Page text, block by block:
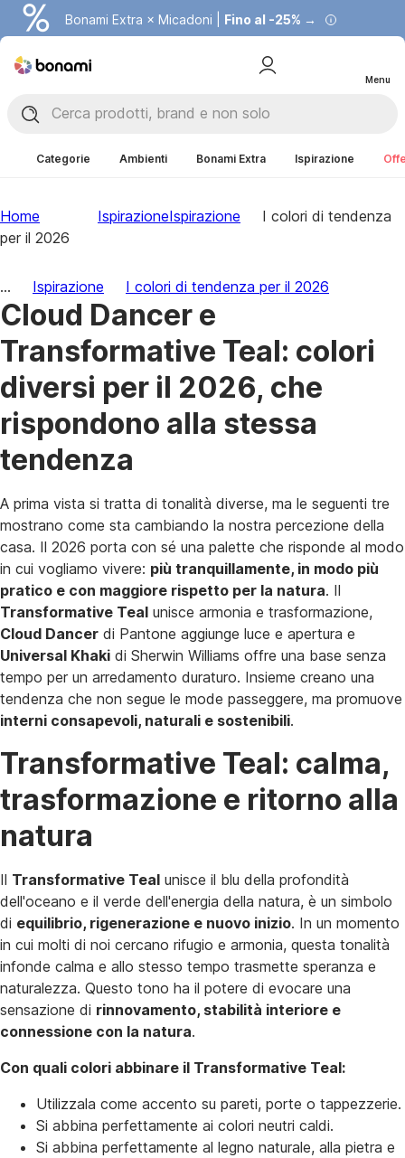
Bonami Extra × Micadoni | Fino al -25% →
Menu
Categorie Ambienti Bonami Extra Ispirazione
Home IspirazioneIspirazione
I colori di tendenza
per il 2026
... Ispirazione I colori di tendenza per il 2026
Cloud Dancer e
Transformative Teal: colori
diversi per il 2026, che
rispondono alla stessa
tendenza
A prima vista si tratta di tonalità diverse, ma le seguenti tre
mostrano come sta cambiando la nostra percezione della
casa. Il 2026 porta con sé una palette che risponde al modo
in cui vogliamo vivere: più tranquillamente, in modo più
pratico e con maggiore rispetto per la natura. Il
Transformative Teal unisce armonia e trasformazione,
Cloud Dancer di Pantone aggiunge luce e apertura e
Universal Khaki di Sherwin Williams offre una base senza
tempo per un arredamento duraturo. Insieme creano una
tendenza che non segue le mode passeggere, ma promuove
interni consapevoli, naturali e sostenibili.
Transformative Teal: calma,
trasformazione e ritorno alla
natura
Il Transformative Teal unisce il blu della profondità
dell'oceano e il verde dell'energia della natura, è un simbolo
di equilibrio, rigenerazione e nuovo inizio. In un momento
in cui molti di noi cercano rifugio e armonia, questa tonalità
infonde calma e allo stesso tempo trasmette speranza e
naturalezza. Questo tono ha il potere di evocare una
sensazione di rinnovamento, stabilità interiore e
connessione con la natura.
Con quali colori abbinare il Transformative Teal:
Utilizzala come accento su pareti, porte o tappezzerie.
Si abbina perfettamente ai colori neutri caldi.
Si abbina perfettamente al legno naturale, alla pietra e